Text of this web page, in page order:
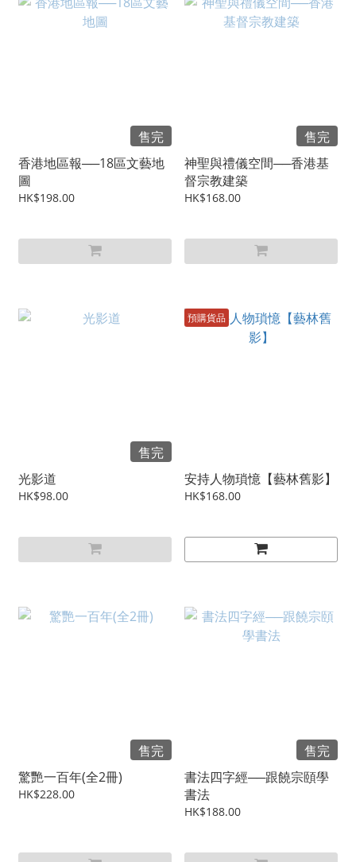
售完
香港地區報──18區文藝地
圖
HK$198.00
售完
神聖與禮儀空間──香港基
督宗教建築
HK$168.00
售完
光影道
HK$98.00
預購貨品
安持人物瑣憶【藝林舊影】
HK$168.00
售完
驚艷一百年(全2冊)
HK$228.00
售完
書法四字經──跟饒宗頤學
書法
HK$188.00